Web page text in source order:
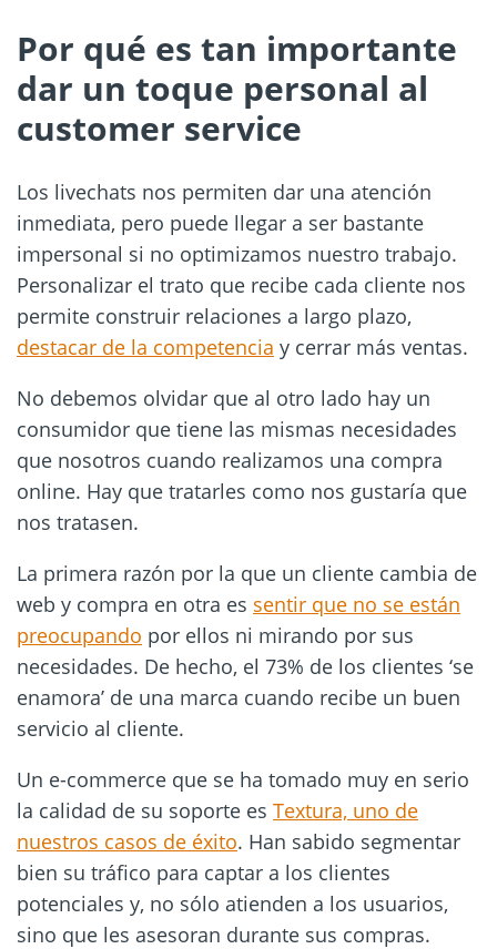
Por qué es tan importante
dar un toque personal al
customer service
Los livechats nos permiten dar una atención
inmediata, pero puede llegar a ser bastante
impersonal si no optimizamos nuestro trabajo.
Personalizar el trato que recibe cada cliente nos
permite construir relaciones a largo plazo,
destacar de la competencia y cerrar más ventas.
No debemos olvidar que al otro lado hay un
consumidor que tiene las mismas necesidades
que nosotros cuando realizamos una compra
online. Hay que tratarles como nos gustaría que
nos tratasen.
La primera razón por la que un cliente cambia de
web y compra en otra es sentir que no se están
preocupando por ellos ni mirando por sus
necesidades. De hecho, el 73% de los clientes ‘se
enamora’ de una marca cuando recibe un buen
servicio al cliente.
Un e-commerce que se ha tomado muy en serio
la calidad de su soporte es Textura, uno de
nuestros casos de éxito. Han sabido segmentar
bien su tráfico para captar a los clientes
potenciales y, no sólo atienden a los usuarios,
sino que les asesoran durante sus compras.